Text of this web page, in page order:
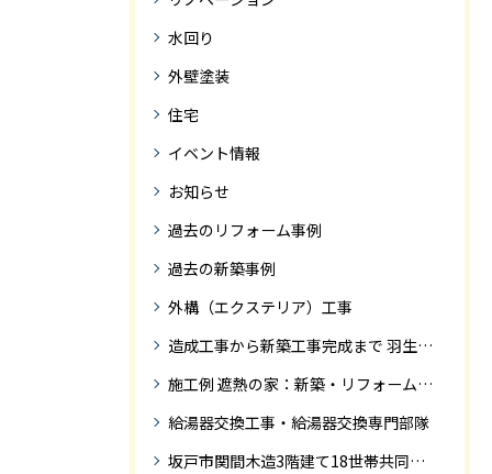
水回り
外壁塗装
住宅
イベント情報
お知らせ
過去のリフォーム事例
過去の新築事例
外構（エクステリア）工事
造成工事から新築工事完成まで 羽生市Ｓ様邸新築工事・
施工例 遮熱の家：新築・リフォーム ドローンにて空撮
給湯器交換工事・給湯器交換専門部隊
坂戸市関間木造3階建て18世帯共同住宅の完成迄紹介